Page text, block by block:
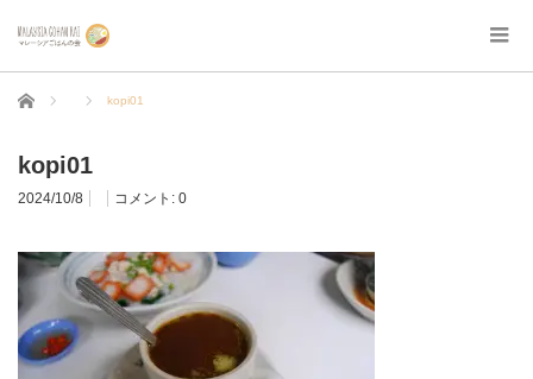
ホーム kopi01
kopi01
2024/10/8 コメント: 0